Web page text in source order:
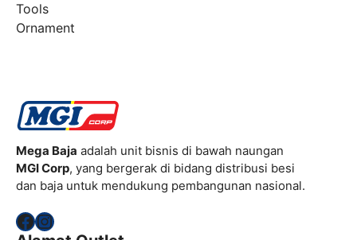
Tools
Ornament
Mega Baja adalah unit bisnis di bawah naungan
MGI Corp, yang bergerak di bidang distribusi besi
dan baja untuk mendukung pembangunan nasional.
Facebook
Instagram